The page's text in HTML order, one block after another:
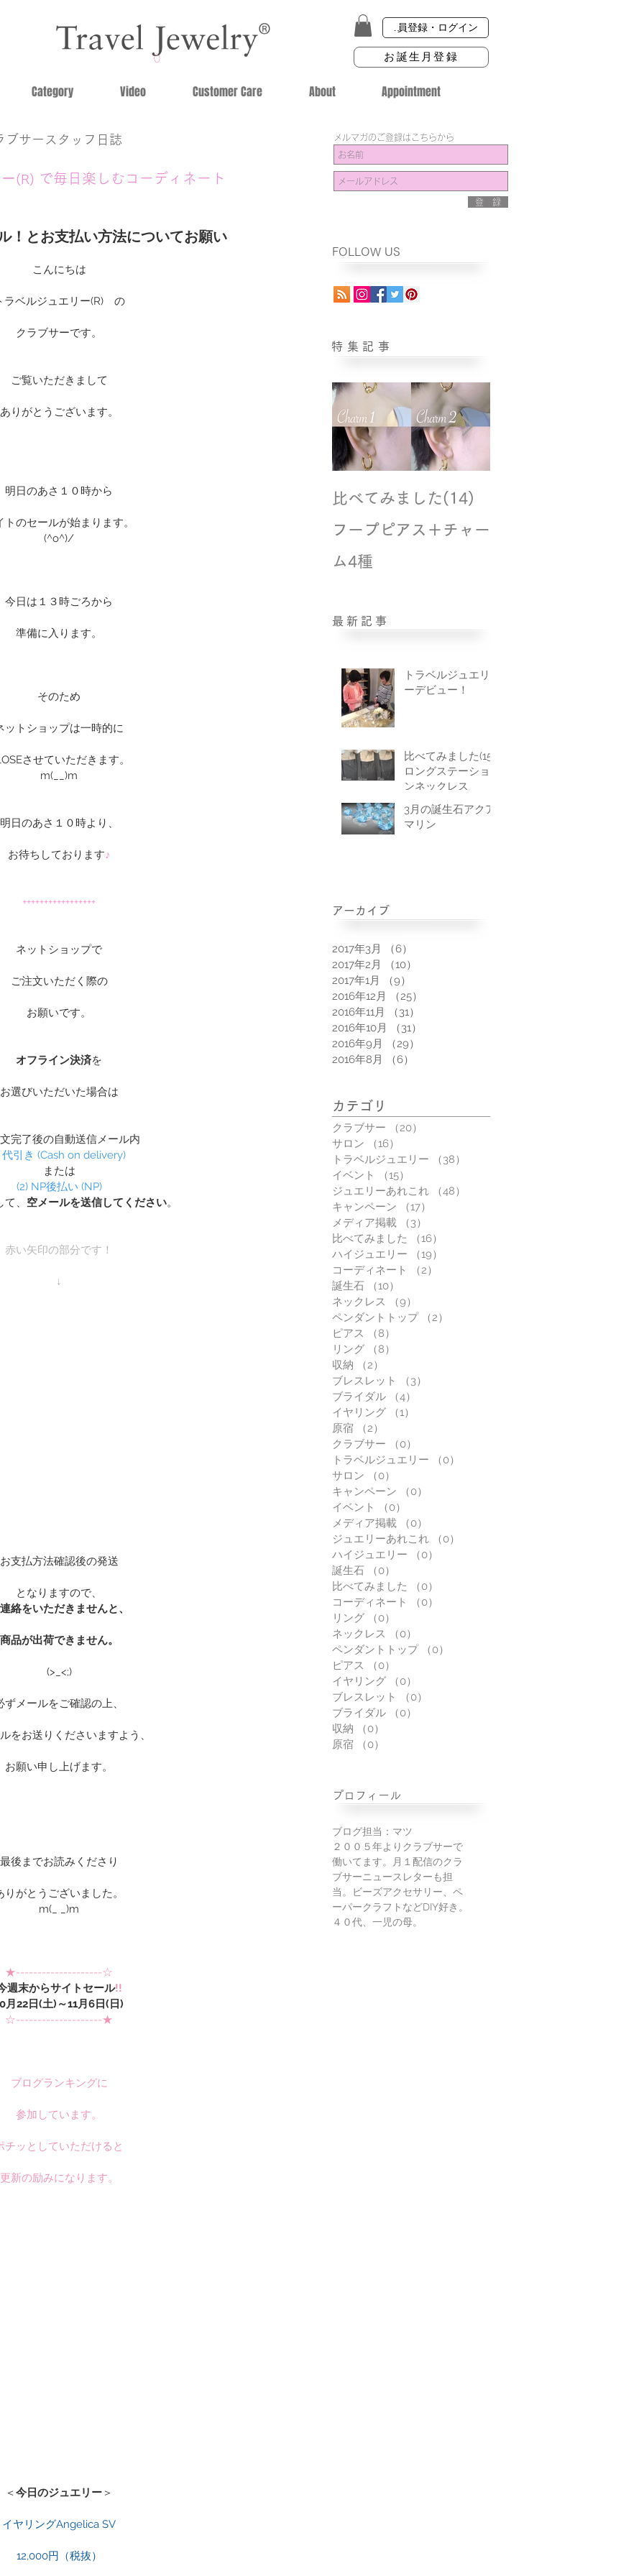
会員登録・ログイン
お誕生月登録
Category Video Customer Care About Appointment
ブサースタッフ日誌
(R) で毎日楽しむコーディネート
！とお支払い方法についてお願い
こんにちは
ラベルジュエリー(R)　の
クラブサーです。
ご覧いただきまして
ありがとうございます。
明日のあさ１０時から
トのセールが始まります。
(^o^)/
今日は１３時ごろから
準備に入ります。
そのため
ットショップは一時的に
させていただきます。
m(__)m
明日のあさ１０時より、
お待ちしております♪
+++++++++++++++++
ネットショップで
ご注文いただく際の
お願いです。
オフライン決済を
お選びいただいた場合は
完了後の自動送信メール内
代引き (Cash on delivery)
または
(2) NP後払い (NP)
、 空メールを送信してください。
赤い矢印の部分です！
↓
お支払方法確認後の発送
となりますので、
絡をいただきませんと、
商品が出荷できません。
(>_<;)
ずメールをご確認の上、
をお送りくださいますよう、
お願い申し上げます。
最後までお読みくださり
りがとうございました。
m(_ _)m
★--------------------☆
週末からサイトセール!!
月22日(土)～11月6日(日)
☆--------------------★
ブログランキングに
参加しています。
チッとしていただけると
更新の励みになります。
＜今日のジュエリー＞
イヤリングAngelica SV
12,000円（税抜）
メルマガのご登録はこちらから
登 録
FOLLOW US
特集記事
比べてみました(14)
フープピアス＋チャー
ム4種
最新記事
トラベルジュエリ
ーデビュー！
比べてみました(15)
ロングステーショ
ンネックレス
3月の誕生石アクア
マリン
アーカイブ
2017年3月 （6）
2017年2月
（10）
2017年1月
（9）
2016年12月
（25）
2016年11月
（31）
2016年10月
（31）
2016年9月
（29）
2016年8月
（6）
カテゴリ
クラブサー （20）
サロン
（16）
トラベルジュエリー
（38）
イベント
（15）
ジュエリーあれこれ
（48）
キャンペーン
（17）
メディア掲載
（3）
比べてみました
（16）
ハイジュエリー
（19）
コーディネート
（2）
誕生石
（10）
ネックレス
（9）
ペンダントトップ
（2）
ピアス
（8）
リング
（8）
収納
（2）
ブレスレット
（3）
ブライダル
（4）
イヤリング
（1）
原宿
（2）
クラブサー
（0）
トラベルジュエリー
（0）
サロン
（0）
キャンペーン
（0）
イベント
（0）
メディア掲載
（0）
ジュエリーあれこれ
（0）
ハイジュエリー
（0）
誕生石
（0）
比べてみました
（0）
コーディネート
（0）
リング
（0）
ネックレス
（0）
ペンダントトップ
（0）
ピアス
（0）
イヤリング
（0）
ブレスレット
（0）
ブライダル
（0）
収納
（0）
原宿
（0）
プロフィール
ブログ担当：マツ
２００５年よりクラブサーで
働いてます。月１配信のクラ
ブサーニュースレターも担
当。ビーズアクセサリー、ペ
ーパークラフトなどDIY好き。
４０代、一児の母。